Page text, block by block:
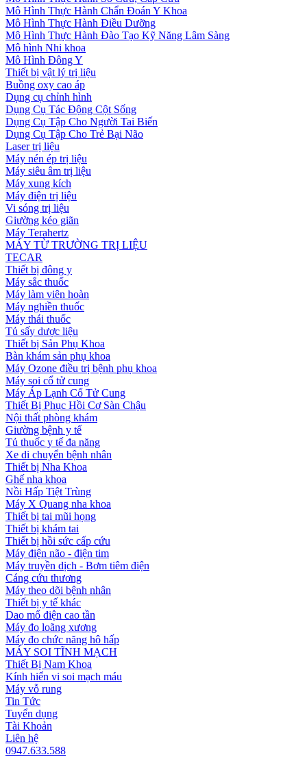
Mô Hình Thực Hành Chẩn Đoán Y Khoa
Mô Hình Thực Hành Điều Dưỡng
Mô Hình Thực Hành Đào Tạo Kỹ Năng Lâm Sàng
Mô hình Nhi khoa
Mô Hình Đông Y
Thiết bị vật lý trị liệu
Buồng oxy cao áp
Dụng cụ chỉnh hình
Dụng Cụ Tác Động Cột Sống
Dụng Cụ Tập Cho Người Tai Biến
Dụng Cụ Tập Cho Trẻ Bại Não
Laser trị liệu
Máy nén ép trị liệu
Máy siêu âm trị liệu
Máy xung kích
Máy điện trị liệu
Vi sóng trị liệu
Giường kéo giãn
Máy Terahertz
MÁY TỪ TRƯỜNG TRỊ LIỆU
TECAR
Thiết bị đông y
Máy sắc thuốc
Máy làm viên hoàn
Máy nghiền thuốc
Máy thái thuốc
Tủ sấy dược liệu
Thiết bị Sản Phụ Khoa
Bàn khám sản phụ khoa
Máy Ozone điều trị bệnh phụ khoa
Máy soi cổ tử cung
Máy Áp Lạnh Cổ Tử Cung
Thiết Bị Phục Hồi Cơ Sàn Chậu
Nội thất phòng khám
Giường bệnh y tế
Tủ thuốc y tế đa năng
Xe di chuyển bệnh nhân
Thiết bị Nha Khoa
Ghế nha khoa
Nồi Hấp Tiệt Trùng
Máy X Quang nha khoa
Thiết bị tai mũi họng
Thiết bị khám tai
Thiết bị hồi sức cấp cứu
Máy điện não - điện tim
Máy truyền dịch - Bơm tiêm điện
Cáng cứu thương
Máy theo dõi bệnh nhân
Thiết bị y tế khác
Dao mổ điện cao tần
Máy đo loãng xương
Máy đo chức năng hô hấp
MÁY SOI TĨNH MẠCH
Thiết Bị Nam Khoa
Kính hiển vi soi mạch máu
Máy vỗ rung
Tin Tức
Tuyển dụng
Tài Khoản
Liên hệ
0947.633.588